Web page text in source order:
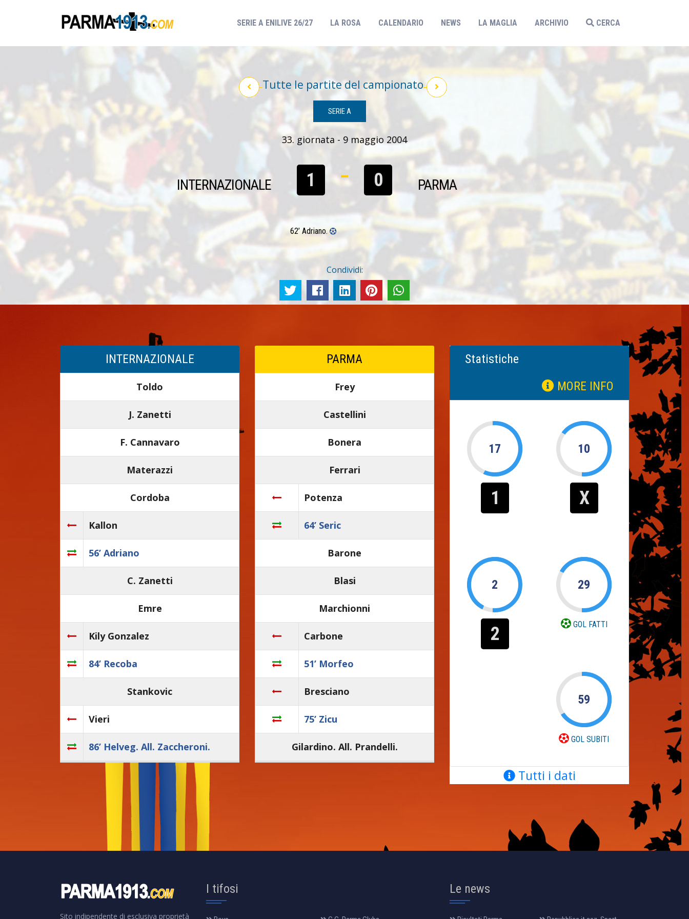
SERIE A ENILIVE 26/27(CURRENT)
LA ROSA CALENDARIO NEWS LA MAGLIA ARCHIVIO CERCA
Tutte le partite del campionato
SERIE A
33. giornata - 9 maggio 2004
INTERNAZIONALE 1 0 PARMA
62’ Adriano.
Condividi:
INTERNAZIONALE
Toldo
J. Zanetti
F. Cannavaro
Materazzi
Cordoba
Kallon
56’ Adriano
C. Zanetti
Emre
Kily Gonzalez
84’ Recoba
Stankovic
Vieri
86’ Helveg. All. Zaccheroni.
PARMA
Frey
Castellini
Bonera
Ferrari
Potenza
64’ Seric
Barone
Blasi
Marchionni
Carbone
51’ Morfeo
Bresciano
75’ Zicu
Gilardino. All. Prandelli.
Statistiche
MORE INFO
17
1
10
X
2
2
29
GOL FATTI
59
GOL SUBITI
Tutti i dati
Sito indipendente di esclusiva proprietà
I tifosi Le news